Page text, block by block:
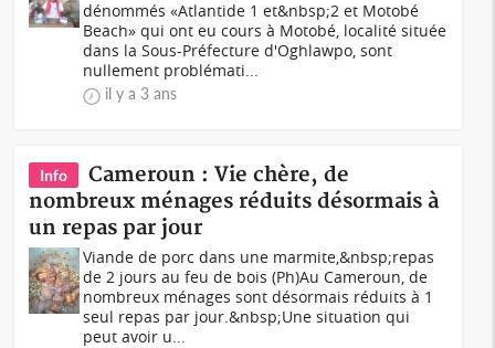
dénommés «Atlantide 1 et&nbsp;2 et Motobé
Beach» qui ont eu cours à Motobé, localité située
dans la Sous-Préfecture d'Oghlawpo, sont
nullement problémati...
il y a 3 ans
Info
Cameroun : Vie chère, de
nombreux ménages réduits désormais à
un repas par jour
Viande de porc dans une marmite,&nbsp;repas
de 2 jours au feu de bois (Ph)Au Cameroun, de
nombreux ménages sont désormais réduits à 1
seul repas par jour.&nbsp;Une situation qui
peut avoir u...